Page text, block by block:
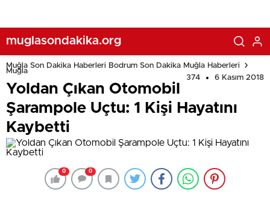
muglasondakika.org
Muğla Son Dakika Haberleri Bodrum Son Dakika Muğla Haberleri
Muğla
374
6 Kasım 2018
Yoldan Çıkan Otomobil
Şarampole Uçtu: 1 Kişi Hayatını
Kaybetti
0 0